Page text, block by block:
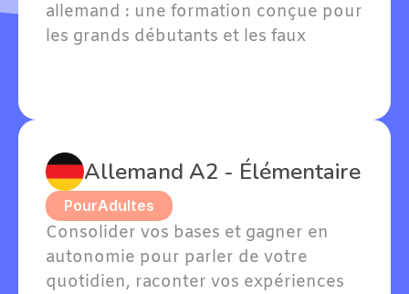
allemand : une formation conçue pour
les grands débutants et les faux
Allemand A2 - Élémentaire
PourAdultes
Consolider vos bases et gagner en
autonomie pour parler de votre
quotidien, raconter vos expériences